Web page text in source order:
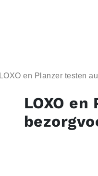
LOXO en Planzer testen
LOXO